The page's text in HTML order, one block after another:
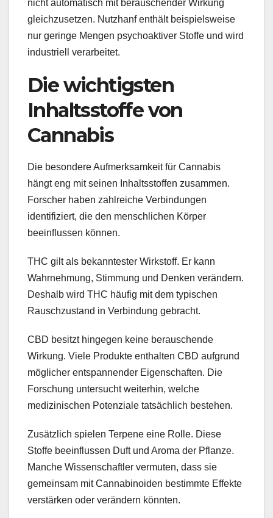
nicht automatisch mit berauschender Wirkung
gleichzusetzen. Nutzhanf enthält beispielsweise
nur geringe Mengen psychoaktiver Stoffe und wird
industriell verarbeitet.
Die wichtigsten
Inhaltsstoffe von
Cannabis
Die besondere Aufmerksamkeit für Cannabis
hängt eng mit seinen Inhaltsstoffen zusammen.
Forscher haben zahlreiche Verbindungen
identifiziert, die den menschlichen Körper
beeinflussen können.
THC gilt als bekanntester Wirkstoff. Er kann
Wahrnehmung, Stimmung und Denken verändern.
Deshalb wird THC häufig mit dem typischen
Rauschzustand in Verbindung gebracht.
CBD besitzt hingegen keine berauschende
Wirkung. Viele Produkte enthalten CBD aufgrund
möglicher entspannender Eigenschaften. Die
Forschung untersucht weiterhin, welche
medizinischen Potenziale tatsächlich bestehen.
Zusätzlich spielen Terpene eine Rolle. Diese
Stoffe beeinflussen Duft und Aroma der Pflanze.
Manche Wissenschaftler vermuten, dass sie
gemeinsam mit Cannabinoiden bestimmte Effekte
verstärken oder verändern könnten.